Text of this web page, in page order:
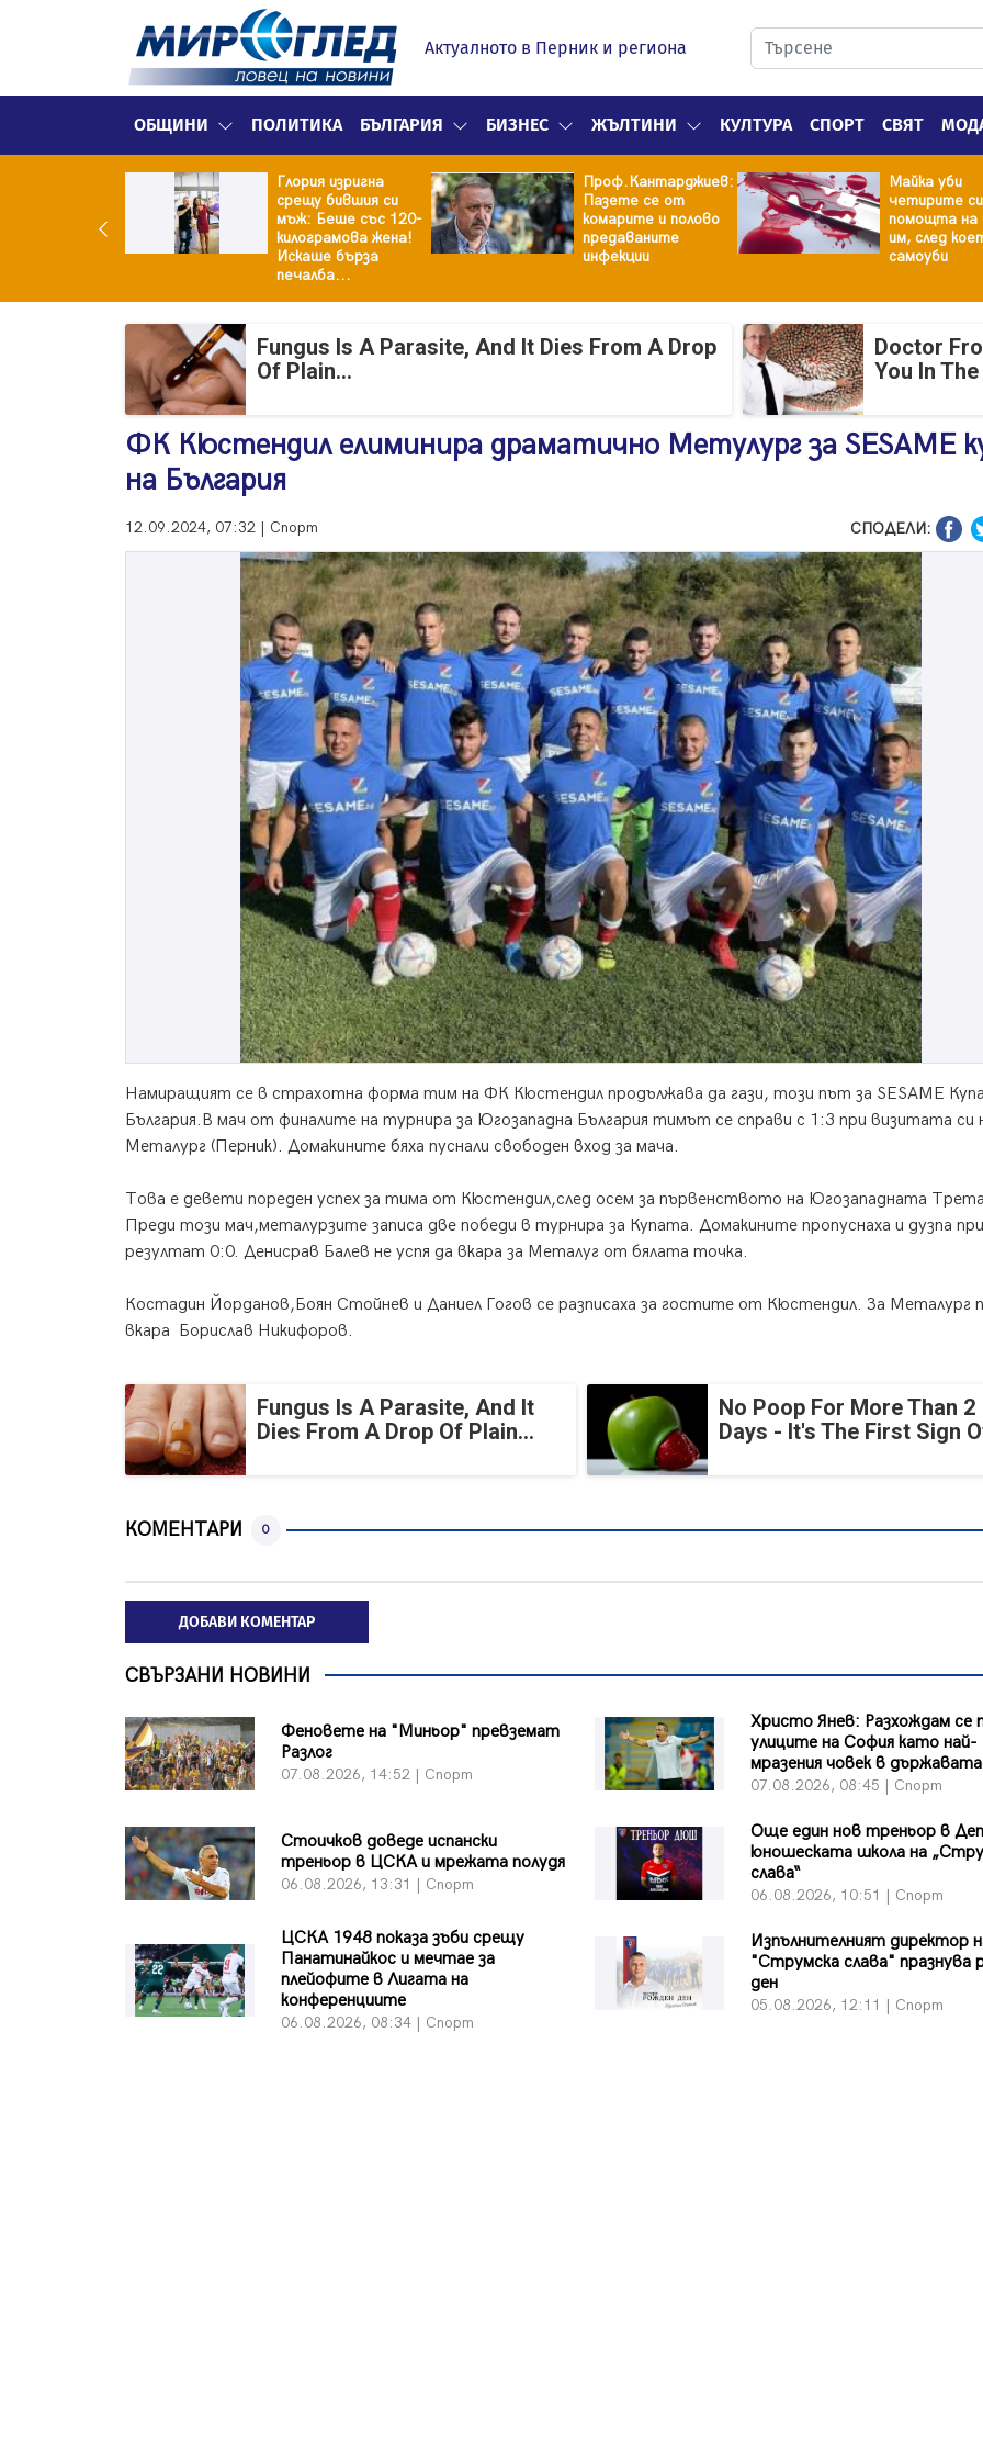
Актуалното в Перник и региона
ОБЩИНИ ПОЛИТИКА БЪЛГАРИЯ БИЗНЕС ЖЪЛТИНИ КУЛТУРА СПОРТ СВЯТ
Глория изригна
срещу бившия си
мъж: Беше със 120-
килограмова жена!
Искаше бърза
печалба...
Проф.Кантарджиев:
Пазете се от
комарите и полово
предаваните
инфекции
Майка уби
четирите
помощта на
им, след
самоуби
Fungus Is A Parasite, And It Dies From A Drop
Of Plain...
Doctor
You In
ФК Кюстендил елиминира драматично Метулург за SESAME
на България
12.09.2024, 07:32 | Спорт СПОДЕЛИ:
Намиращият се в страхотна форма тим на ФК Кюстендил продължава да гази, този път за SESAME
България.В мач от финалите на турнира за Югозападна България тимът се справи с 1:3 при визитата си
Металург (Перник). Домакините бяха пуснали свободен вход за мача.
Това е девети пореден успех за тима от Кюстендил,след осем за първенството на Югозападната Трета
Преди този мач,металурзите записа две победи в турнира за Купата. Домакините пропуснаха и дузпа при
резултат 0:0. Денисрав Балев не успя да вкара за Металуг от бялата точка.
Костадин Йорданов,Боян Стойнев и Даниел Гогов се разписаха за гостите от Кюстендил. За Металург
вкара Борислав Никифоров.
Fungus Is A Parasite, And It
Dies From A Drop Of Plain...
No Poop For More Than 2
Days - It's The First Sign
КОМЕНТАРИ 0
ДОБАВИ КОМЕНТАР
СВЪРЗАНИ НОВИНИ
Феновете на "Миньор" превземат
Разлог
07.08.2026, 14:52 | Спорт
Христо Янев: Разхождам се
улиците на София като най-
мразения човек в държавата
07.08.2026, 08:45 | Спорт
Стоичков доведе испански
треньор в ЦСКА и мрежата полудя
06.08.2026, 13:31 | Спорт
Още един нов треньор в
юношеската школа на
слава“
06.08.2026, 10:51 | Спорт
ЦСКА 1948 показа зъби срещу
Панатинайкос и мечтае за
плейофите в Лигата на
конференциите
06.08.2026, 08:34 | Спорт
Изпълнителният директор
"Струмска слава" празнува
ден
05.08.2026, 12:11 | Спорт